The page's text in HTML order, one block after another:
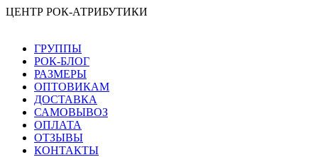
ЦЕНТР РОК-АТРИБУТИКИ
ГРУППЫ
РОК-БЛОГ
РАЗМЕРЫ
ОПТОВИКАМ
ДОСТАВКА
САМОВЫВОЗ
ОПЛАТА
ОТЗЫВЫ
КОНТАКТЫ